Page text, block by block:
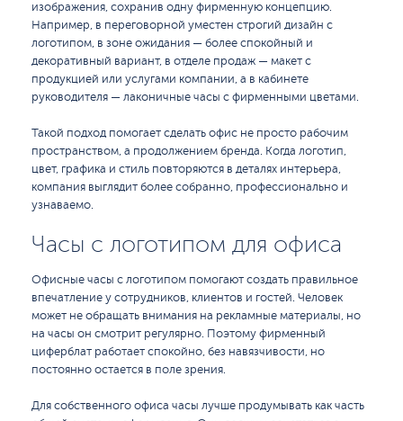
изображения, сохранив одну фирменную концепцию.
Например, в переговорной уместен строгий дизайн с
логотипом, в зоне ожидания — более спокойный и
декоративный вариант, в отделе продаж — макет с
продукцией или услугами компании, а в кабинете
руководителя — лаконичные часы с фирменными цветами.
Такой подход помогает сделать офис не просто рабочим
пространством, а продолжением бренда. Когда логотип,
цвет, графика и стиль повторяются в деталях интерьера,
компания выглядит более собранно, профессионально и
узнаваемо.
Часы с логотипом для офиса
Офисные часы с логотипом помогают создать правильное
впечатление у сотрудников, клиентов и гостей. Человек
может не обращать внимания на рекламные материалы, но
на часы он смотрит регулярно. Поэтому фирменный
циферблат работает спокойно, без навязчивости, но
постоянно остается в поле зрения.
Для собственного офиса часы лучше продумывать как часть